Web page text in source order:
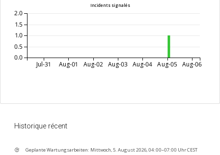
Incidents signalés
Jul-31 Aug-01 Aug-02 Aug-03 Aug-04 Aug-05 Aug-06
0.0
0.5
1.0
1.5
2.0
Historique récent
Geplante Wartungsarbeiten: Mittwoch, 5. August 2026, 04:00–07:00 Uhr CEST